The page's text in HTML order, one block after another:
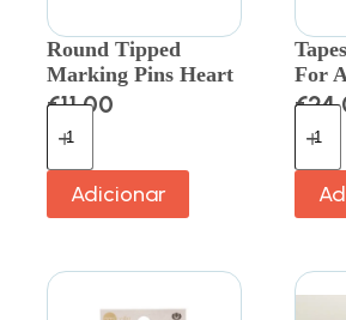
Round Tipped
Marking Pins Heart
€11.00
Adicionar
For
€